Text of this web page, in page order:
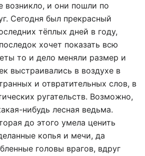
возникло, и они пошли по
Сегодня был прекрасный
тёплых дней в году,
хочет показать всю
то и дело меняли размер и
выстраивались в воздухе в
и отвратительных слов, в
ругательств. Возможно,
нибудь лесная ведьма.
до этого умела ценить
копья и мечи, да
головы врагов, вдруг